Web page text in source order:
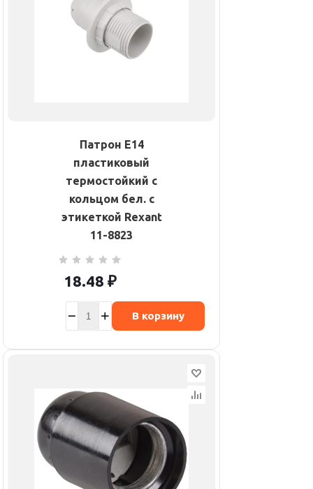
Патрон E14
пластиковый
термостойкий с
кольцом бел. с
этикеткой Rexant
11-8823
18.48 ₽
В корзину